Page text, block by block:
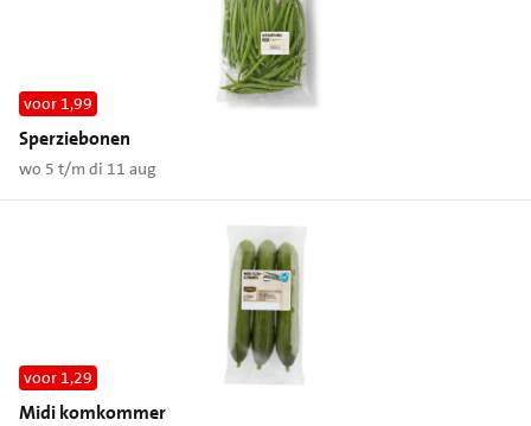
voor 1,99
Sperziebonen
wo 5 t/m di 11 aug
voor 1,29
Midi komkommer